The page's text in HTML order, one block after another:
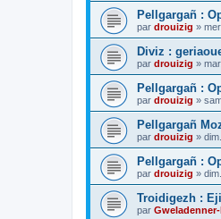
Pellgargañ :
par drouizig »
Diviz :
par drouizig »
Pellgargañ :
par drouizig »
Pellgargañ
par drouizig »
Pellgargañ :
par drouizig »
Troidigezh :
par